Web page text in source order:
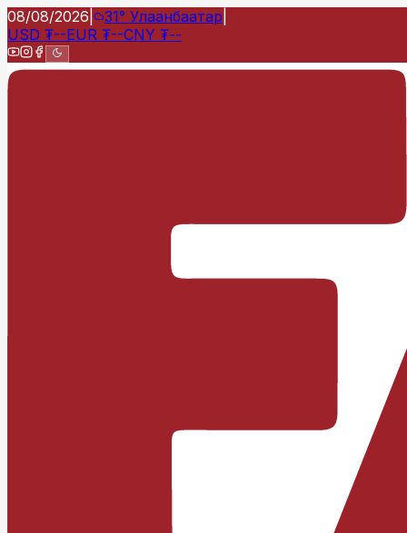
08/08/2026 31° Улаанбаатар
USD ₮--EUR ₮--CNY ₮--